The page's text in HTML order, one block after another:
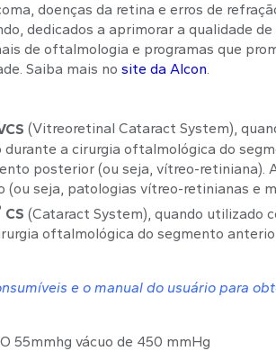
doenças da retina e erros de
dedicados a aprimorar a qualidade
de oftalmologia e programas que
Saiba mais no site da Alcon.
(Vitreoretinal Cataract System),
a cirurgia oftalmológica do
posterior (ou seja, vítreo-retiniana).
seja, patologias vítreo-retinianas e
CS (Cataract System), quando utilizado
oftalmológica do segmento
e o manual do usuário para
55mmhg vácuo de 450 mmHg